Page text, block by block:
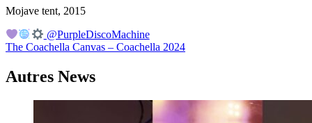
Mojave tent, 2015
Navigation
de
l’article
@PurpleDiscoMachine
The Coachella Canvas – Coachella 2024
Autres News